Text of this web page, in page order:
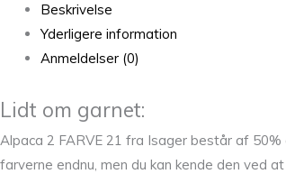
Beskrivelse
Yderligere information
Anmeldelser (0)
Lidt om garnet:
Alpaca 2 FARVE 21 fra Isager består af
farverne endnu, men du kan kende den ved